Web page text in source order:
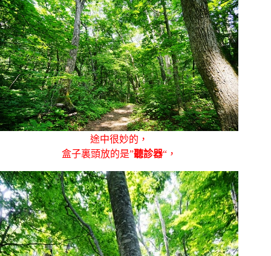
途中很妙的，
盒子裏頭放的是”聽診器“，